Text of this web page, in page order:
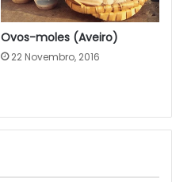
Ovos-moles (Aveiro)
22 Novembro, 2016